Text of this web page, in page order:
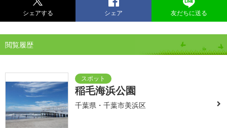
シェアする シェア 友だちに送る
閲覧履歴
稲毛海浜公園
千葉県・千葉市美浜区